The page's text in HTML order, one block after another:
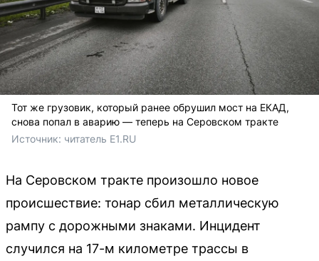
Тот же грузовик, который ранее обрушил мост на ЕКАД,
снова попал в аварию — теперь на Серовском тракте
Источник: читатель E1.RU
На Серовском тракте произошло новое
происшествие: тонар сбил металлическую
рампу с дорожными знаками. Инцидент
случился на 17-м километре трассы в